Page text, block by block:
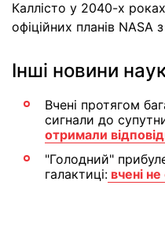
Каллісто у 2040-х
офіційних планів
Інші новини
Вчені протягом
сигнали до
отримали
"Голодний"
галактиці: вчені